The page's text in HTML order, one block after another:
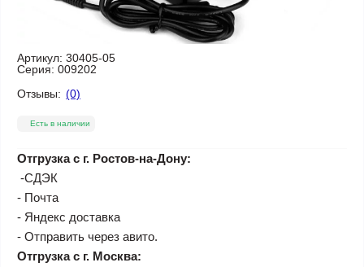
Артикул: 30405-05
Серия: 009202
Отзывы: (0)
Есть в наличии
Отгрузка с г. Ростов-на-Дону:
-СДЭК
- Почта
- Яндекс доставка
- Отправить через авито.
Отгрузка с г. Москва: